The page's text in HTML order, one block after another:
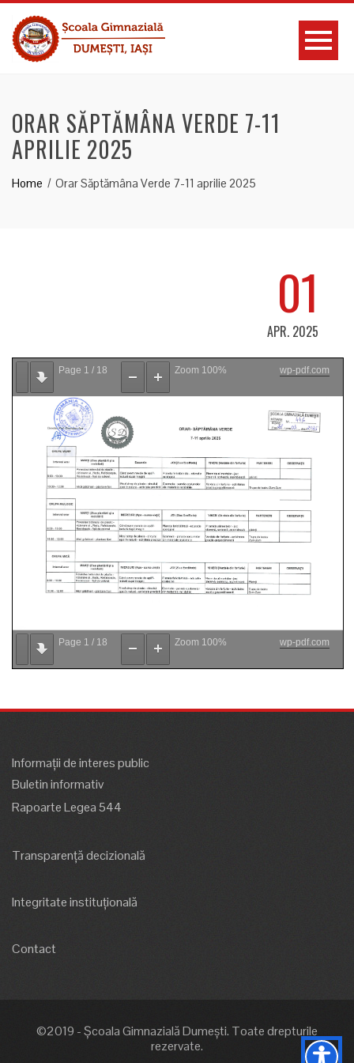
ORAR SĂPTĂMÂNA VERDE 7-11
APRILIE 2025
Home Orar Săptămâna Verde 7-11 aprilie 2025
01
APR. 2025
Page 1 / 18 Zoom 100% wp-pdf.com
Page 1 / 18 Zoom 100% wp-pdf.com
Informații de interes public
Buletin informativ
Rapoarte Legea 544
Transparență decizională
Integritate instituțională
Contact
©2019 - Școala Gimnazială Dumești. Toate drepturile
rezervate.